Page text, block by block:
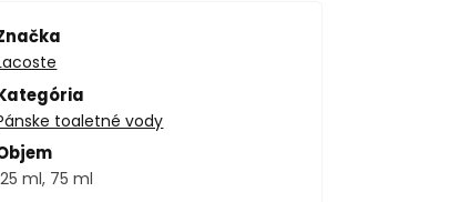
toaletné vody
ml, 75 ml